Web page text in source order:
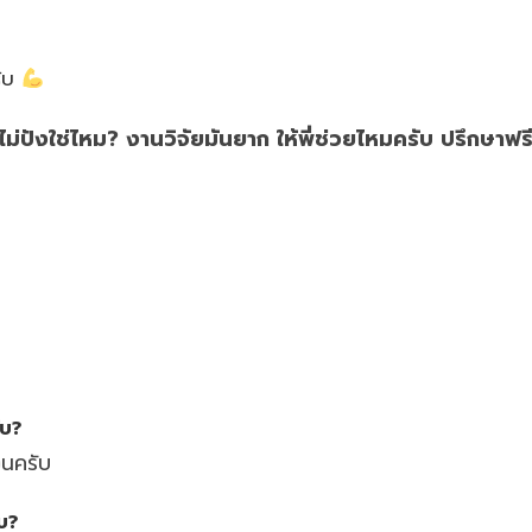
ปังใช่ไหม? งานวิจัยมันยาก ให้พี่ช่วยไหมครับ ปรึกษาฟ
?
ครับ
?